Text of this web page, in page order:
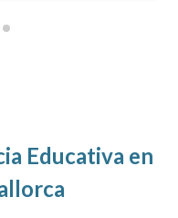
Educativa en